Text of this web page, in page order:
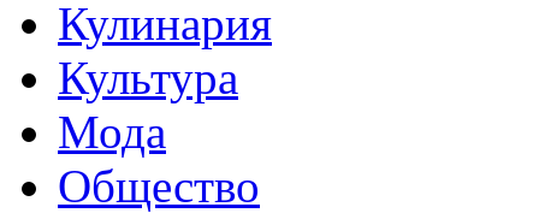
Кулинария
Культура
Мода
Общество